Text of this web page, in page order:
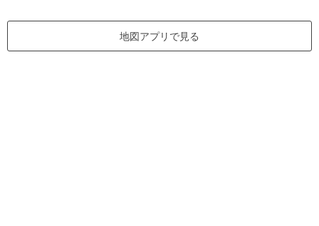
地図アプリで見る